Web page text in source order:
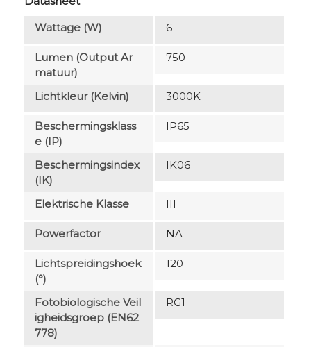
Wattage (W)
6
Lumen (output Ar
Matuur)
750
Lichtkleur (Kelvin) 3000K
Beschermingsklass
E (IP)
IP65
Beschermingsindex
(IK)
IK06
Elektrische Klasse III
Powerfactor NA
Lichtspreidingshoek
(°)
120
Fotobiologische Veil
Igheidsgroep (EN62
778)
RG1